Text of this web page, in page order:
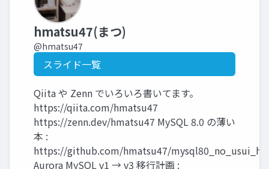
hmatsu47(まつ)
@hmatsu47
スライド一覧
Qiita や Zenn でいろいろ書いてます。
https://qiita.com/hmatsu47
https://zenn.dev/hmatsu47 MySQL 8.0 の薄い
本 :
https://github.com/hmatsu47/
Aurora MySQL v1 → v3 移行計画 :